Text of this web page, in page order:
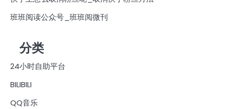
班班阅读公众号_班班阅微刊
分类
24小时自助平台
BILIBILI
QQ音乐